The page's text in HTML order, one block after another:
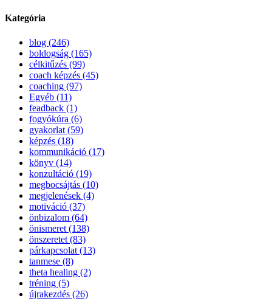
Kategória
blog (246)
boldogság (165)
célkitűzés (99)
coach képzés (45)
coaching (97)
Egyéb (11)
feadback (1)
fogyókúra (6)
gyakorlat (59)
képzés (18)
kommunikáció (17)
könyv (14)
konzultáció (19)
megbocsájtás (10)
megjelenések (4)
motiváció (37)
önbizalom (64)
önismeret (138)
önszeretet (83)
párkapcsolat (13)
tanmese (8)
theta healing (2)
tréning (5)
újrakezdés (26)